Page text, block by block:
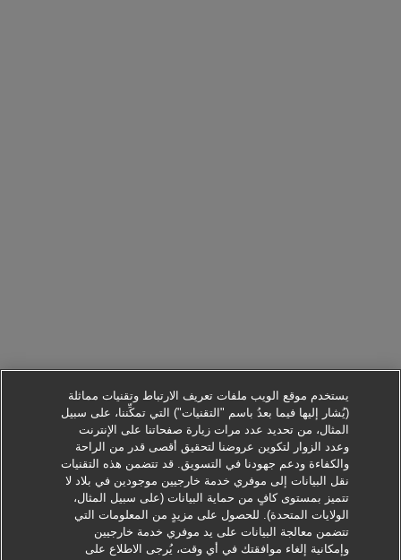
يستخدم موقع الويب ملفات تعريف الارتباط وتقنيات مماثلة
(يُشار إليها فيما بعدُ باسم "التقنيات") التي تمكِّننا، على سبيل
المثال، من تحديد عدد مرات زيارة صفحاتنا على الإنترنت
وعدد الزوار لتكوين عروضنا لتحقيق أقصى قدر من الراحة
والكفاءة ودعم جهودنا في التسويق. قد تتضمن هذه التقنيات
نقل البيانات إلى موفري خدمة خارجيين موجودين في بلاد لا
تتميز بمستوى كافٍ من حماية البيانات (على سبيل المثال،
الولايات المتحدة). للحصول على مزيدٍ من المعلومات التي
تتضمن معالجة البيانات على يد موفري خدمة خارجيين
وإمكانية إلغاء موافقتك في أي وقت، يُرجى الاطلاع على